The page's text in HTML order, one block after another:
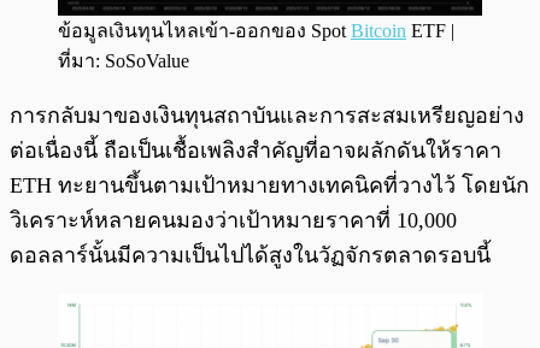
ข้อมูลเงินทุนไหลเข้า-ออกของ Spot Bitcoin ETF |
ที่มา: SoSoValue
การกลับมาของเงินทุนสถาบันและการสะสมเหรียญอย่าง
ต่อเนื่องนี้ ถือเป็นเชื้อเพลิงสำคัญที่อาจผลักดันให้ราคา
ETH ทะยานขึ้นตามเป้าหมายทางเทคนิคที่วางไว้ โดยนัก
วิเคราะห์หลายคนมองว่าเป้าหมายราคาที่ 10,000
ดอลลาร์นั้นมีความเป็นไปได้สูงในวัฏจักรตลาดรอบนี้